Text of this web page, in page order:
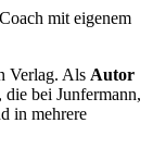
mit eigenem
Verlag. Als Autor
die bei Junfermann,
in mehrere